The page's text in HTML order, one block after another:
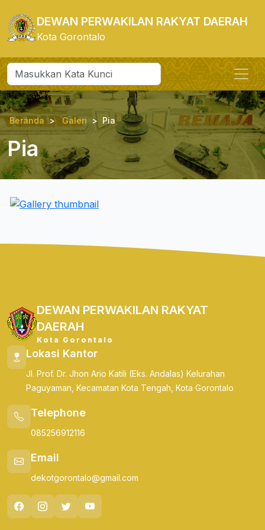
DEWAN PERWAKILAN RAKYAT DAERAH
Kota Gorontalo
Beranda Galeri Pia
Pia
DEWAN PERWAKILAN RAKYAT
DAERAH
Kota Gorontalo
Lokasi Kantor
Jl. Prof. Dr. Jhon Ario Katili (Eks. Andalas) Kelurahan
Paguyaman, Kecamatan Kota Tengah, Kota Gorontalo
Telephone
085256912116
Email
dekotgorontalo@gmail.com